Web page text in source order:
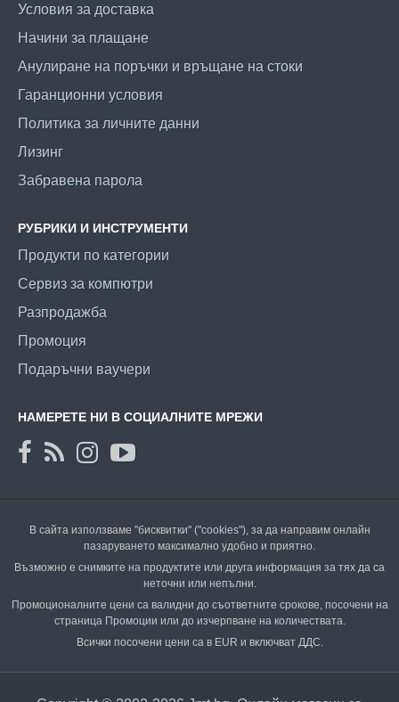
Условия за доставка
Начини за плащане
Анулиране на поръчки и връщане на стоки
Гаранционни условия
Политика за личните данни
Лизинг
Забравена парола
РУБРИКИ И ИНСТРУМЕНТИ
Продукти по категории
Сервиз за компютри
Разпродажба
Промоция
Подаръчни ваучери
НАМЕРЕТЕ НИ В СОЦИАЛНИТЕ МРЕЖИ
В сайта използваме "бисквитки" ("cookies"), за да направим онлайн
пазаруването максимално удобно и приятно.
Възможно е снимките на продуктите или друга информация за тях да са
неточни или непълни.
Промоционалните цени са валидни до съответните срокове, посочени на
страница Промоции или до изчерпване на количествата.
Всички посочени цени са в EUR и включват ДДС.